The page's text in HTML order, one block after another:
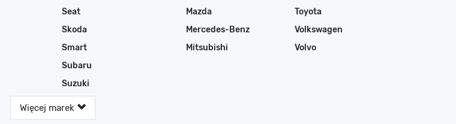
Mazda
Mercedes-Benz
Mitsubishi
Seat
Skoda
Smart
Subaru
Suzuki
Toyota
Volkswagen
Volvo
Więcej marek